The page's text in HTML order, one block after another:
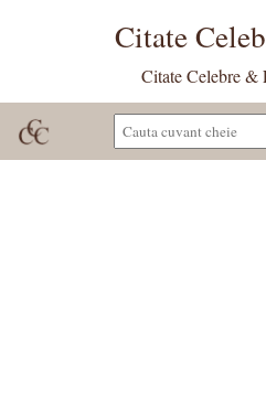
Citate
Citate Celebre &